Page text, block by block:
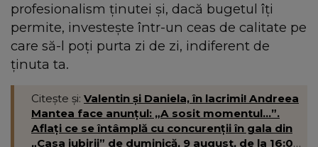
profesionalism ținutei și, dacă bugetul îți
permite, investește într-un ceas de calitate pe
care să-l poți purta zi de zi, indiferent de
ținuta ta.
Citește și: Valentin și Daniela, în lacrimi! Andreea
Mantea face anunțul: „A sosit momentul...”.
Aflați ce se întâmplă cu concurenții în gala din
„Casa iubirii” de duminică, 9 august, de la 16:00